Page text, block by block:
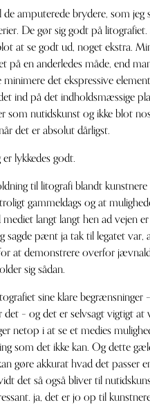
de amputerede brydere, som
De gør sig godt på
at se godt ud, noget ekstra.
på en anderledes måde, end
minimere det ekspressive
ind på det indholdsmæssige
som nutidskunst og ikke blot
det er absolut dårligst.
lykkedes godt.
til litografi blandt
gammeldags og at
langt langt hen ad vejen
sagde pænt ja tak til legatet var,
at demonstrere overfor
sig sådan.
sine klare begrænsninger
det – og det er selvsagt vigtigt at
netop i at se et medies
som det ikke kan. Og dette
gøre akkurat hvad det passer
det så også bliver til
ja, det er jo op til